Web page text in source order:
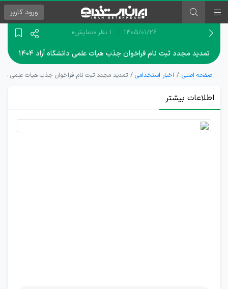
ورود کاربر
۱۴۰۵/۰۱/۲۶ 1 نظر «نمایش»
تمدید مجدد ثبت نام فراخوان جذب هیات علمی دانشگاه آزاد ۱۴۰۴
صفحه اصلی اخبار استخدامی تمدید مجدد ثبت نام فراخوان جذب هیات علمی دانشگاه
اطلاعات بیشتر
مهلت